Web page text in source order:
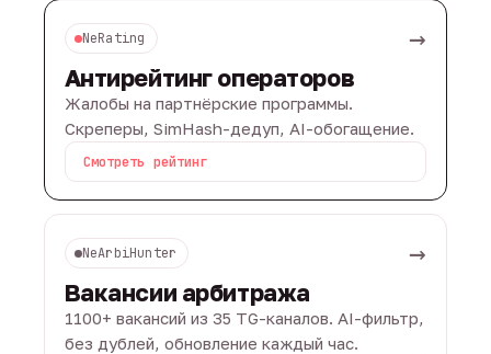
NeRating →
Антирейтинг операторов
Жалобы на партнёрские программы.
Скреперы, SimHash-дедуп, AI-обогащение.
Смотреть рейтинг
NeArbiHunter →
Вакансии арбитража
1100+ вакансий из 35 TG-каналов. AI-фильтр,
без дублей, обновление каждый час.